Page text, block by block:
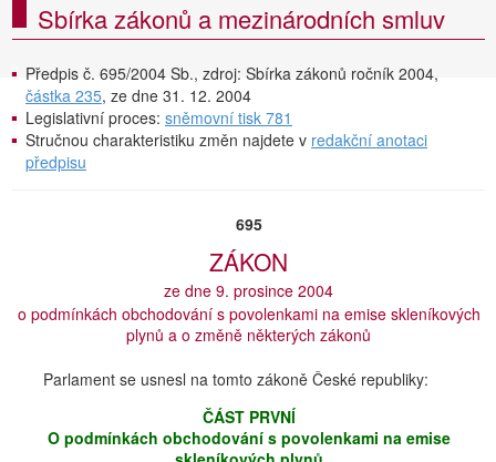
Sbírka zákonů a mezinárodních smluv
Předpis č. 695/2004 Sb., zdroj: Sbírka zákonů ročník 2004,
částka 235, ze dne 31. 12. 2004
Legislativní proces: sněmovní tisk 781
Stručnou charakteristiku změn najdete v redakční anotaci
předpisu
695
ZÁKON
ze dne 9. prosince 2004
o podmínkách obchodování s povolenkami na emise skleníkových
plynů a o změně některých zákonů
Parlament se usnesl na tomto zákoně České republiky:
ČÁST PRVNĺ
O podmínkách obchodování s povolenkami na emise